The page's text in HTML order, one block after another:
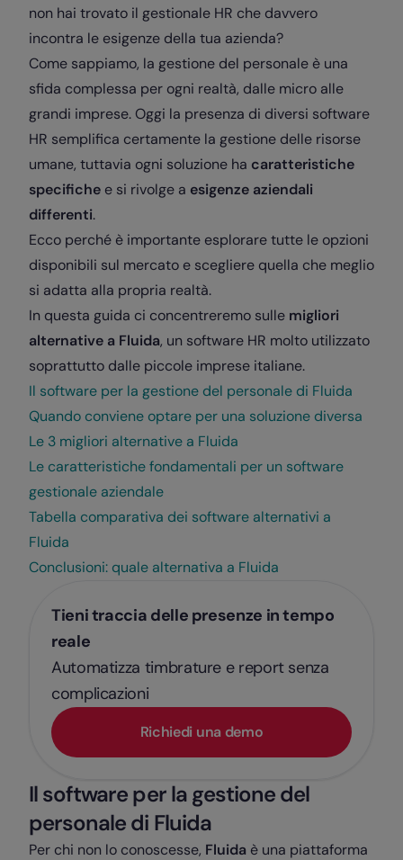
non hai trovato il gestionale HR che davvero
incontra le esigenze della tua azienda?
Come sappiamo, la gestione del personale è una
sfida complessa per ogni realtà, dalle micro alle
grandi imprese. Oggi la presenza di diversi software
HR semplifica certamente la gestione delle risorse
umane, tuttavia ogni soluzione ha caratteristiche
specifiche e si rivolge a esigenze aziendali
differenti.
Ecco perché è importante esplorare tutte le opzioni
disponibili sul mercato e scegliere quella che meglio
si adatta alla propria realtà.
In questa guida ci concentreremo sulle migliori
alternative a Fluida, un software HR molto utilizzato
soprattutto dalle piccole imprese italiane.
Il software per la gestione del personale di Fluida
Quando conviene optare per una soluzione diversa
Le 3 migliori alternative a Fluida
Le caratteristiche fondamentali per un software
gestionale aziendale
Tabella comparativa dei software alternativi a
Fluida
Conclusioni: quale alternativa a Fluida
Tieni traccia delle presenze in tempo
reale
Automatizza timbrature e report senza
complicazioni
Richiedi una demo
Il software per la gestione del
personale di Fluida
Per chi non lo conoscesse, Fluida è una piattaforma